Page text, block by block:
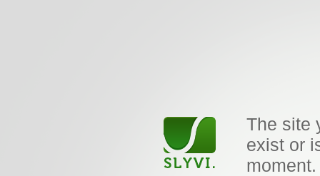
The site
exist or
moment.